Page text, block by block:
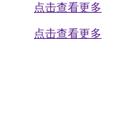
点击查看更多
点击查看更多